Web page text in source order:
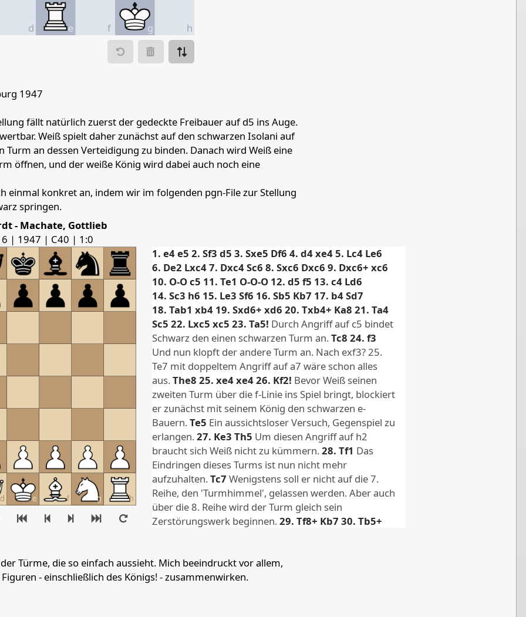
d e f g h
d e f g
h
Rook Black
Rook Black
Pawn Black
Pawn White
Pawn Black
Pawn Black
Pawn White
Rook White King White
Pawn h2 Pawn c4
Pawn d5
Pawn h6 Pawn a7 Pawn g7
1947
fällt natürlich zuerst der gedeckte Freibauer auf d5 ins Auge.
Weiß spielt daher zunächst auf den schwarzen Isolani auf
Turm an dessen Verteidigung zu binden. Danach wird Weiß eine
öffnen, und der weiße König wird dabei auch noch eine
einmal konkret an, indem wir im folgenden pgn-File zur Stellung
springen.
Machate, Gottlieb
| 1947 | C40 | 1:0
d e f g h
1. e4e5 2. Sf3 d5 3. Sxe5 Df6 4. d4xe45. Lc4 Le6
6. De2 Lxc47. Dxc4Sc6 8. Sxc6 Dxc6 9. Dxc6+ xc6
10. O-Oc5 11. Te1 O-O-O 12. d5 f5 13. c4 Ld6
14. Sc3 h6 15. Le3 Sf6 16. Sb5 Kb7 17. b4Sd7
18. Tab1 xb4 19. Sxd6+ xd6 20. Txb4+ Ka8 21. Ta4
Sc5 22. Lxc5 xc5 23. Ta5! Durch Angriff auf c5 bindet
Schwarz den einen schwarzen Turm an.Tc8 24. f3
Und nun klopft der andere Turm an. Nach exf3? 25.
Te7 mit doppeltem Angriff auf a7 wäre schon alles
aus.The8 25. xe4xe426. Kf2! Bevor Weiß seinen
zweiten Turm über die f-Linie ins Spiel bringt, blockiert
er zunächst mit seinem König den schwarzen e-
Bauern.Te5 Ein aussichtsloser Versuch, Gegenspiel zu
erlangen.27. Ke3 Th5 Um diesen Angriff auf h2
braucht sich Weiß nicht zu kümmern.28. Tf1 Das
Eindringen dieses Turms ist nun nicht mehr
aufzuhalten.Tc7 Wenigstens soll er nicht auf die 7.
Reihe, den 'Turmhimmel', gelassen werden. Aber auch
über die 8. Reihe wird der Turm gleich sein
Zerstörungswerk beginnen.29. Tf8+ Kb7 30. Tb5+
verhindern (bzw. aufschieben).
Türme, die so einfach aussieht. Mich beeindruckt vor allem,
- einschließlich des Königs! - zusammenwirken.